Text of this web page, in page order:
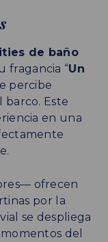
de baño
fragancia “Un
percibe
barco. Este
en una
ofrecen
por la
se despliega
del